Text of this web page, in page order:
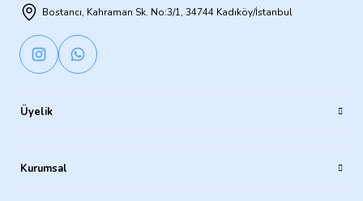
Bostancı, Kahraman Sk. No:3/1, 34744 Kadıköy/İstanbul
Üyelik
Kurumsal